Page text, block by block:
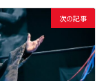
次の記事